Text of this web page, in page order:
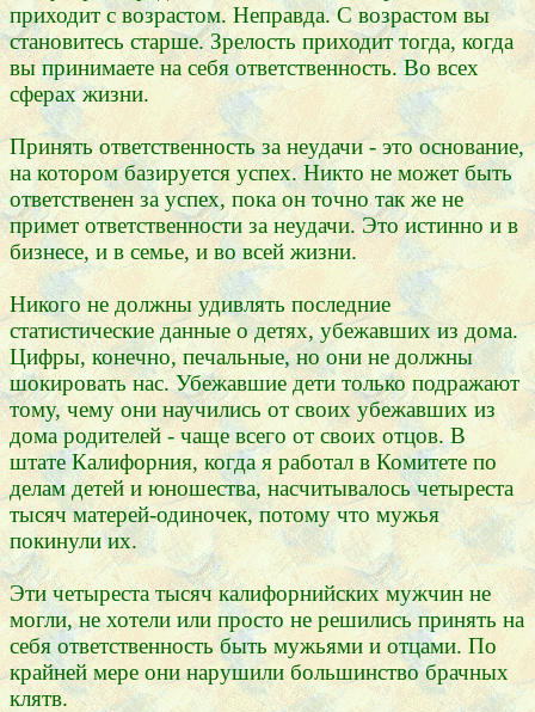
приходит с возрастом. Неправда. С возрастом вы
становитесь старше. Зрелость приходит тогда, когда
вы принимаете на себя ответственность. Во всех
сферах жизни.
Принять ответственность за неудачи - это основание,
на котором базируется успех. Никто не может быть
ответственен за успех, пока он точно так же не
примет ответственности за неудачи. Это истинно и в
бизнесе, и в семье, и во всей жизни.
Никого не должны удивлять последние
статистические данные о детях, убежавших из дома.
Цифры, конечно, печальные, но они не должны
шокировать нас. Убежавшие дети только подражают
тому, чему они научились от своих убежавших из
дома родителей - чаще всего от своих отцов. В
штате Калифорния, когда я работал в Комитете по
делам детей и юношества, насчитывалось четыреста
тысяч матерей-одиночек, потому что мужья
покинули их.
Эти четыреста тысяч калифорнийских мужчин не
могли, не хотели или просто не решились принять на
себя ответственность быть мужьями и отцами. По
крайней мере они нарушили большинство брачных
клятв.